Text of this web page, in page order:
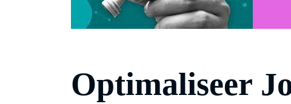
Optimaliseer